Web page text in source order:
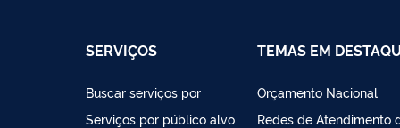
SERVIÇOS
Buscar serviços por
Serviços por público alvo
TEMAS EM
Orçamento Nacional
Redes de Atendimento